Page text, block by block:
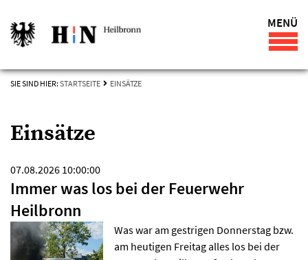
MENÜ
SIE SIND HIER: STARTSEITE EINSÄTZE
Einsätze
07.08.2026 10:00:00
Immer was los bei der Feuerwehr
Heilbronn
Was war am gestrigen Donnerstag bzw.
am heutigen Freitag alles los bei der